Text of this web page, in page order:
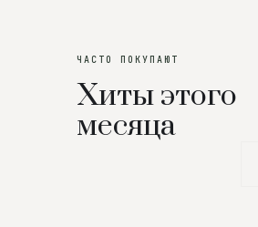
ЧАСТО ПОКУПАЮТ
Хиты этого
месяца